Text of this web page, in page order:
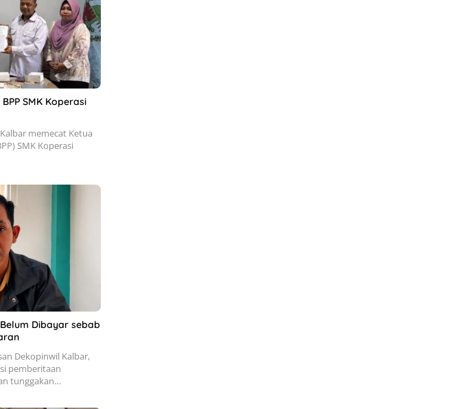
SMK Koperasi
memecat Ketua
SMK Koperasi
Dibayar sebab
Dekopinwil Kalbar,
pemberitaan
tunggakan…